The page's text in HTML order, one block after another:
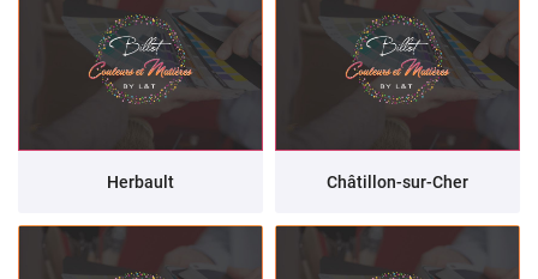
Herbault Châtillon-sur-Cher